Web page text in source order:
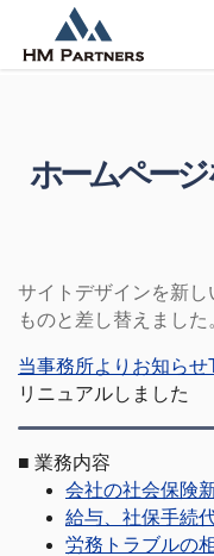
ホームペー
サイトデザインを新
ものと差し替えました
当事務所よりお知らせ
リニュアルしました
■ 業務内容
会社の社会保険
給与、社保手続
労務トラブルの